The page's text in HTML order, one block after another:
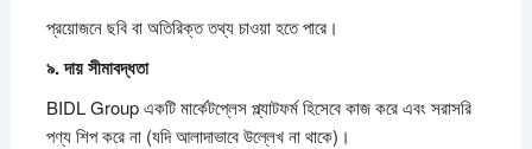
প্রয়োজনে ছবি বা অতিরিক্ত তথ্য চাওয়া হতে পারে।
৯.দায়সীমাবদ্ধতা
BIDL Group একটি মার্কেটপ্লেস প্ল্যাটফর্ম হিসেবে কাজ করে এবং সরাসরি
পণ্য শিপ করে না (যদি আলাদাভাবে উল্লেখ না থাকে)।